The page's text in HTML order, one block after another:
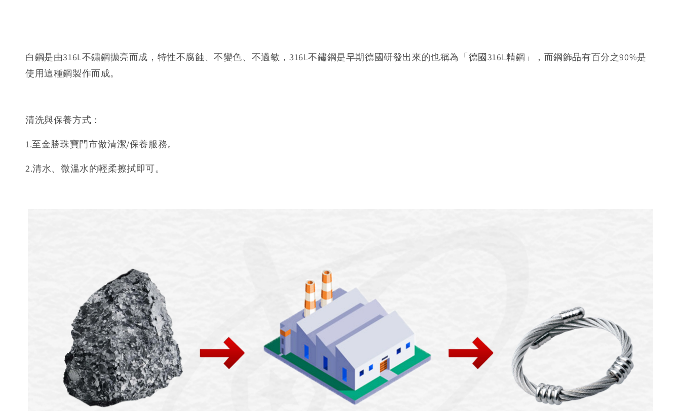
白鋼是由316L不鏽鋼拋亮而成，特性不腐蝕、不變色、不過敏，316L不鏽鋼是早期德國研發出來的也稱為「德國316L精鋼」，而鋼飾品有百分之90%是
使用這種鋼製作而成。
清洗與保養方式：
1.至金勝珠寶門市做清潔/保養服務。
2.清水、微溫水的輕柔擦拭即可。